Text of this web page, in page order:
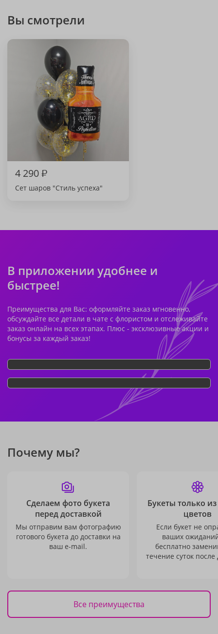
Вы смотрели
4 290₽
Сет шаров "Стиль успеха"
В приложении удобнее и
быстрее!
Преимущества для Вас: оформляйте заказ мгновенно,
обсуждайте все детали в чате с флористом и отслеживайте
заказ онлайн на всех этапах. Плюс - эксклюзивные акции и
бонусы за каждый заказ!
Почему мы?
Сделаем фото букета
перед доставкой
Мы отправим вам фотографию
готового букета до доставки на
ваш e-mail.
Букеты только
цветов
Если букет не
ваших
бесплатно
течение суток после
Все преимущества